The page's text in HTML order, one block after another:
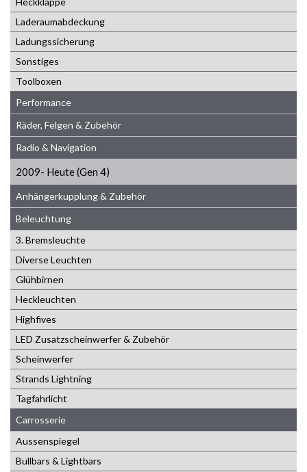
Laderaumabdeckung
Ladungssicherung
Sonstiges
Toolboxen
Performance
Räder, Felgen & Zubehör
Radio & Navigation
2009- Heute (Gen 4)
Anhängerkupplung & Zubehör
Beleuchtung
3. Bremsleuchte
Diverse Leuchten
Glühbirnen
Heckleuchten
Highfives
LED Zusatzscheinwerfer & Zubehör
Scheinwerfer
Strands Lightning
Tagfahrlicht
Carrosserie
Aussenspiegel
Bullbars & Lightbars